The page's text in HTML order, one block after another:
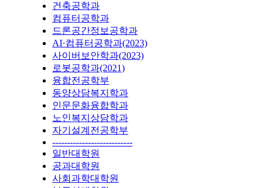
건축공학과
컴퓨터공학과
드론공간정보공학과
AI·컴퓨터공학과(2023)
사이버보안학과(2023)
로봇공학과(2021)
융합전공학부
동양상담복지학과
인문문화융합학과
노인복지상담학과
자기설계전공학부
---------------------------
일반대학원
공과대학원
사회과학대학원